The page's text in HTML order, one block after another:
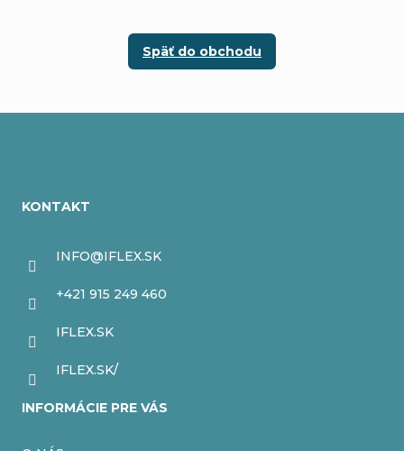
Späť do obchodu
KONTAKT
INFO@IFLEX.SK
+421 915 249 460
IFLEX.SK
IFLEX.SK/
INFORMÁCIE PRE VÁS